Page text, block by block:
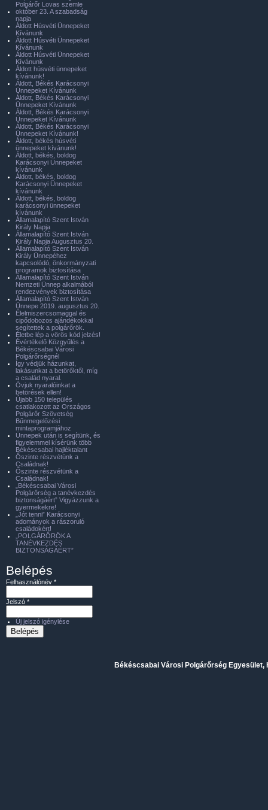
Polgárőr Lovas szemle
október 23. A szabadság
napja
Áldott Húsvéti Ünnepeket
Kívánunk
Áldott Húsvéti Ünnepeket
Kívánunk
Áldott Húsvéti Ünnepeket
Kívánunk
Áldott húsvéti ünnepeket
kívánunk!
Áldott, Békés Karácsonyi
Ünnepeket Kívánunk
Áldott, Békés Karácsonyi
Ünnepeket Kívánunk
Áldott, Békés Karácsonyi
Ünnepeket Kívánunk
Áldott, Békés Karácsonyi
Ünnepeket Kívánunk!
Áldott, békés húsvéti
ünnepeket kívánunk!
Áldott, békés, boldog
Karácsonyi Ünnepeket
kívánunk
Áldott, békés, boldog
Karácsonyi Ünnepeket
kívánunk
Áldott, békés, boldog
karácsonyi ünnepeket
kívánunk
Államalapító Szent István
Király Napja
Államalapító Szent István
Király Napja Augusztus 20.
Államalapító Szent István
Király Ünnepéhez
kapcsolódó, önkormányzati
programok biztosítása
Államalapító Szent István
Nemzeti Ünnep alkalmából
rendezvények biztosítása
Államalapító Szent István
Ünnepe 2019. augusztus 20.
Élelmiszercsomaggal és
cipődobozos ajándékokkal
segítettek a polgárőrök.
Életbe lép a vörös kód jelzés!
Évértékelő Közgyűlés a
Békéscsabai Városi
Polgárőrségnél
Így védjük házunkat,
lakásunkat a betörőktől, míg
a család nyaral.
Óvjuk nyaralóinkat a
betörések ellen!
Újabb 150 település
csatlakozott az Országos
Polgárőr Szövetség
Bűnmegelőzési
mintaprogramjához
Ünnepek után is segítünk, és
figyelemmel kísérünk több
Békéscsabai hajléktalant
Őszinte részvétünk a
Családnak!
Őszinte részvétünk a
Családnak!
„Békéscsabai Városi
Polgárőrség a tanévkezdés
biztonságáért” Vigyázzunk a
gyermekekre!
„Jót tenni” Karácsonyi
adományok a rászoruló
családokért!
„POLGÁRŐRÖK A
TANÉVKEZDÉS
BIZTONSÁGÁÉRT”
Belépés
Felhasználónév *
Jelszó *
Új jelszó igénylése
Békéscsabai Városi Polgárőrség Egyesület,